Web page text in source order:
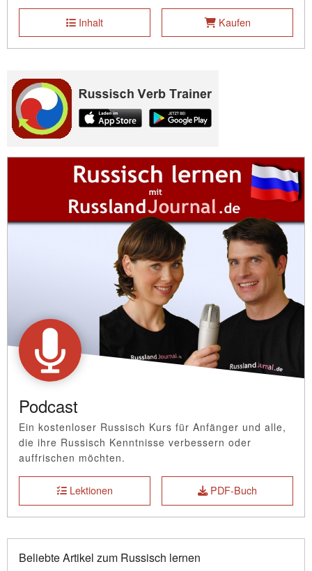
Inhalt Kaufen
Podcast
Ein kostenloser Russisch Kurs für Anfänger und alle,
die ihre Russisch Kenntnisse verbessern oder
auffrischen möchten.
Lektionen PDF-Buch
Beliebte Artikel zum Russisch lernen